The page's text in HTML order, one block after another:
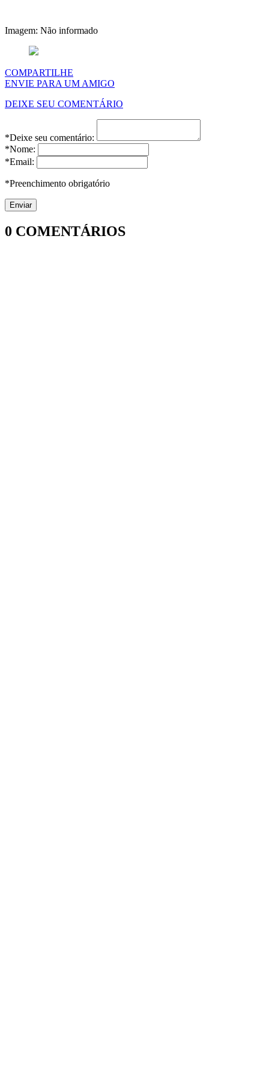
Imagem: Não informado
COMPARTILHE
ENVIE PARA UM AMIGO
DEIXE SEU COMENTÁRIO
*Deixe seu comentário:
*Nome:
*Email:
*Preenchimento obrigatório
0 COMENTÁRIOS